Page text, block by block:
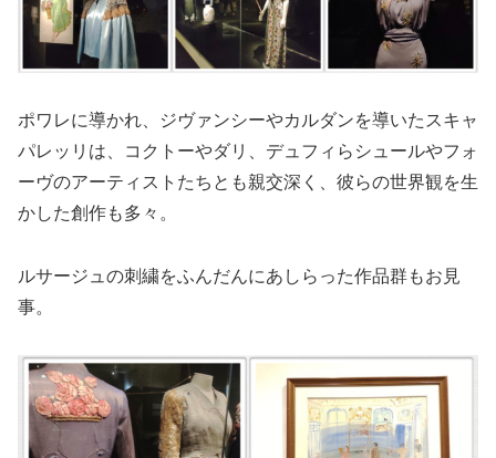
ポワレに導かれ、ジヴァンシーやカルダンを導いたスキャ
パレッリは、コクトーやダリ、デュフィらシュールやフォ
ーヴのアーティストたちとも親交深く、彼らの世界観を生
かした創作も多々。
ルサージュの刺繍をふんだんにあしらった作品群もお見
事。